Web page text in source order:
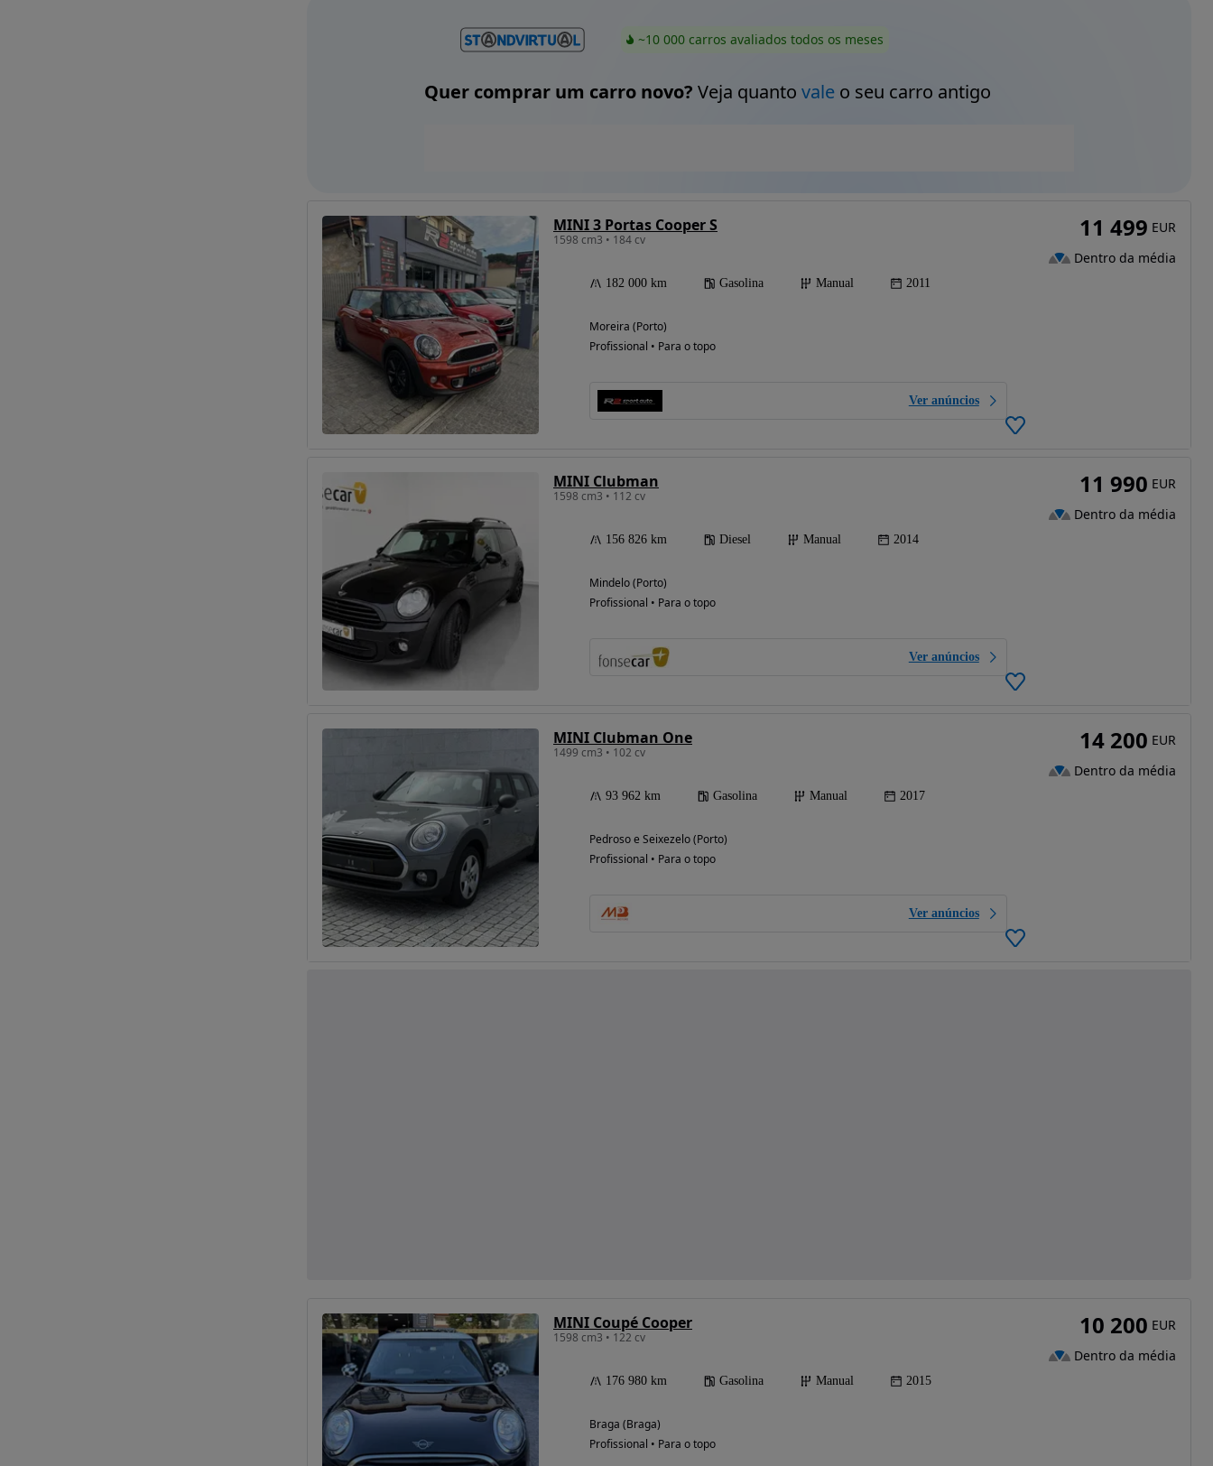
~10 000 carros avaliados todos os meses
Quer comprar um carro novo? Veja quanto valeo seu carro antigo
MINI 3 Portas Cooper S
1598 cm3 • 184 cv
182 000 km Gasolina Manual 2011
Moreira (Porto)
Profissional • Para o topo
Ver anúncios
11 499 EUR
Dentro da média
MINI Clubman
1598 cm3 • 112 cv
156 826 km Diesel Manual 2014
Mindelo (Porto)
Profissional • Para o topo
Ver anúncios
11 990 EUR
Dentro da média
MINI Clubman One
1499 cm3 • 102 cv
93 962 km Gasolina Manual 2017
Pedroso e Seixezelo (Porto)
Profissional • Para o topo
Ver anúncios
14 200 EUR
Dentro da média
MINI Coupé Cooper
1598 cm3 • 122 cv
176 980 km Gasolina Manual 2015
Braga (Braga)
Profissional • Para o topo
10 200 EUR
Dentro da média